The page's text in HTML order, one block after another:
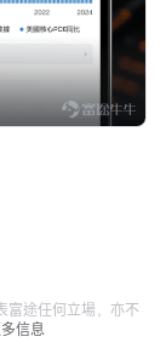
富途任何立場，亦不
信息